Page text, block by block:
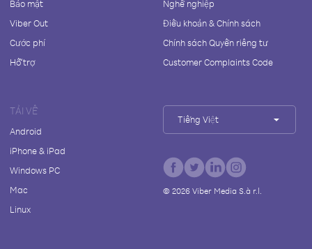
Bảo mật
Viber Out
Cước phí
Hỗ trợ
Nghề nghiệp
Điều khoản & Chính sách
Chính sách Quyền riêng tư
Customer Complaints Code
TẢI VỀ
Android
iPhone & iPad
Windows PC
Mac
Linux
Tiếng Việt
© 2026Viber Media S.à r.l.